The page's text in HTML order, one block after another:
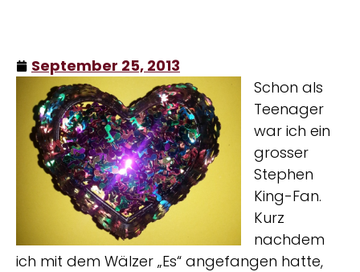
September 25, 2013
Schon als
Teenager
war ich ein
grosser
Stephen
King-Fan.
Kurz
nachdem
ich mit dem Wälzer „Es“ angefangen hatte,